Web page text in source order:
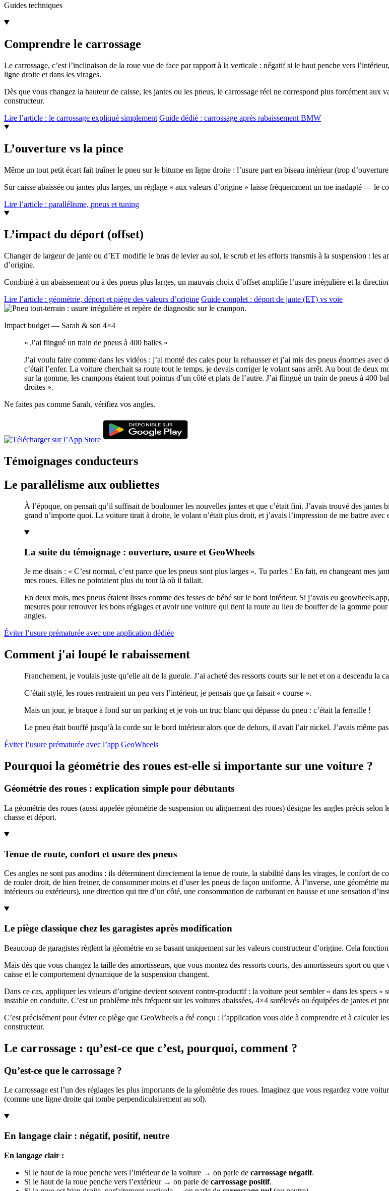
Guides techniques
Comprendre le carrossage
Le carrossage, c’est l’inclinaison de la roue vue de face par rapport à la verticale : négatif si le haut penche vers
ligne droite et dans les virages.
Dès que vous changez la hauteur de caisse, les jantes ou les pneus, le carrossage réel ne correspond plus forcément
constructeur.
Lire l’article : le carrossage expliqué simplement Guide dédié : carrossage après rabaissement BMW
L’ouverture vs la pince
Même un tout petit écart fait traîner le pneu sur le bitume en ligne droite : l’usure part en biseau intérieur (trop
Sur caisse abaissée ou jantes plus larges, un réglage « aux valeurs d’origine » laisse fréquemment un toe inadapté —
Lire l’article : parallélisme, pneus et tuning
L’impact du déport (offset)
Changer de largeur de jante ou d’ET modifie le bras de levier au sol, le scrub et les efforts transmis à la suspension :
d’origine.
Combiné à un abaissement ou à des pneus plus larges, un mauvais choix d’offset amplifie l’usure irrégulière et la
Lire l’article : géométrie, déport et piège des valeurs d’origine Guide complet : déport de jante (ET) vs voie
Impact budget — Sarah & son 4×4
« J’ai flingué un train de pneus à 400 balles »
J’ai voulu faire comme dans les vidéos : j’ai monté des cales pour la rehausser et j’ai mis des pneus énormes
c’était l’enfer. La voiture cherchait sa route tout le temps, je devais corriger le volant sans arrêt. Au bout de deux
sur la gomme, les crampons étaient tout pointus d’un côté et plats de l’autre. J’ai flingué un train de pneus à 400
droites ».
Ne faites pas comme Sarah, vérifiez vos angles.
Témoignages conducteurs
Le parallélisme aux oubliettes
À l’époque, on pensait qu’il suffisait de boulonner les nouvelles jantes et que c’était fini. J’avais trouvé des
grand n’importe quoi. La voiture tirait à droite, le volant n’était plus droit, et j’avais l’impression de me battre avec
La suite du témoignage : ouverture, usure et GeoWheels
Je me disais : « C’est normal, c’est parce que les pneus sont plus larges ». Tu parles ! En fait, en changeant mes
mes roues. Elles ne pointaient plus du tout là où il fallait.
En deux mois, mes pneus étaient lisses comme des fesses de bébé sur le bord intérieur. Si j’avais eu
mesures pour retrouver les bons réglages et avoir une voiture qui tient la route au lieu de bouffer de la gomme
angles.
Éviter l’usure prématurée avec une application dédiée
Comment j'ai loupé le rabaissement
Franchement, je voulais juste qu’elle ait de la gueule. J’ai acheté des ressorts courts sur le net et on a descendu la
C’était stylé, les roues rentraient un peu vers l’intérieur, je pensais que ça faisait « course ».
Mais un jour, je braque à fond sur un parking et je vois un truc blanc qui dépasse du pneu : c’était la ferraille !
Le pneu était bouffé jusqu’à la corde sur le bord intérieur alors que de dehors, il avait l’air nickel. J’avais même
Éviter l’usure prématurée avec l’app GeoWheels
Pourquoi la géométrie des roues est-elle si importante sur une voiture ?
Géométrie des roues : explication simple pour débutants
La géométrie des roues (aussi appelée géométrie de suspension ou alignement des roues) désigne les angles précis
chasse et déport.
Tenue de route, confort et usure des pneus
Ces angles ne sont pas anodins : ils déterminent directement la tenue de route, la stabilité dans les virages, le confort
de rouler droit, de bien freiner, de consommer moins et d’user les pneus de façon uniforme. À l’inverse, une géométrie
intérieurs ou extérieurs), une direction qui tire d’un côté, une consommation de carburant en hausse et une sensation
Le piège classique chez les garagistes après modification
Beaucoup de garagistes règlent la géométrie en se basant uniquement sur les valeurs constructeur d’origine. Cela
Mais dès que vous changez la taille des amortisseurs, que vous montez des ressorts courts, des amortisseurs sport ou
caisse et le comportement dynamique de la suspension changent.
Dans ce cas, appliquer les valeurs d’origine devient souvent contre-productif : la voiture peut sembler « dans les specs
instable en conduite. C’est un problème très fréquent sur les voitures abaissées, 4×4 surélevés ou équipées de jantes et
C’est précisément pour éviter ce piège que GeoWheels a été conçu : l’application vous aide à comprendre et à calculer
constructeur.
Le carrossage : qu’est-ce que c’est, pourquoi, comment ?
Qu’est-ce que le carrossage ?
Le carrossage est l’un des réglages les plus importants de la géométrie des roues. Imaginez que vous regardez votre
(comme une ligne droite qui tombe perpendiculairement au sol).
En langage clair : négatif, positif, neutre
En langage clair :
Si le haut de la roue penche vers l’intérieur de la voiture → on parle de carrossage négatif.
Si le haut de la roue penche vers l’extérieur → on parle de carrossage positif.